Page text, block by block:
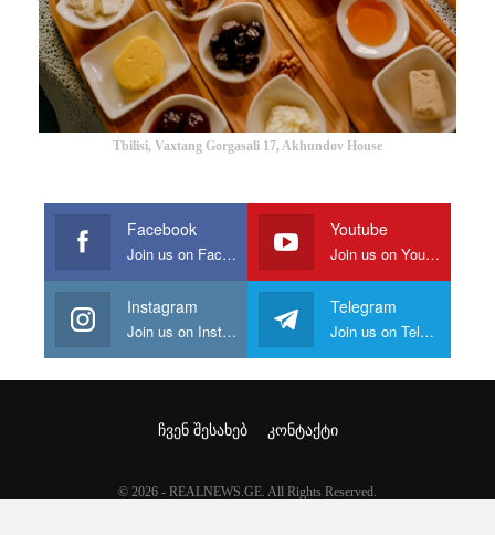
Tbilisi, Vaxtang Gorgasali 17, Akhundov House
Facebook
Join us on Facebook
Youtube
Join us on Youtube
Instagram
Join us on Instagram
Telegram
Join us on Telegram
ᲩᲕᲔᲜ ᲨᲔᲡᲐᲮᲔᲑ ᲙᲝᲜᲢᲐᲥᲢᲘ
© 2026 - REALNEWS.GE. All Rights Reserved.